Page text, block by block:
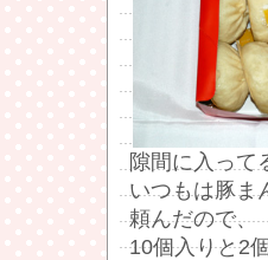
隙間に入って
いつもは豚ま
頼んだので、
10個入りと2